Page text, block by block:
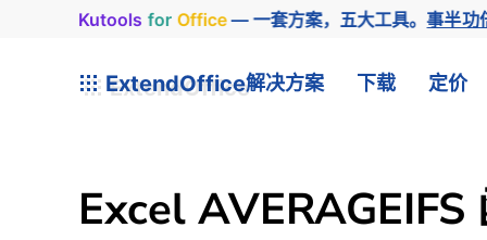
Kutools for Office— 一套方案，五大工具。事半
ExtendOffice解决方案 下载 定价
Excel AVERAGEIFS